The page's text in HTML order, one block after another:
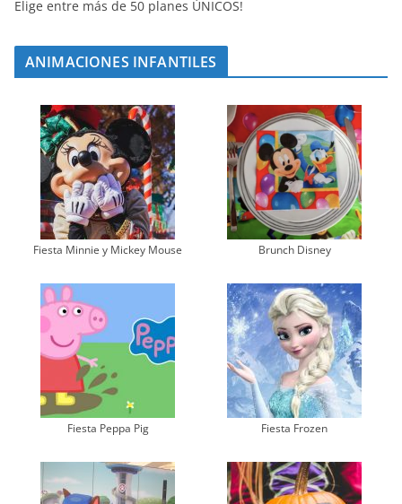
Elige entre más de 50 planes ÚNICOS!
ANIMACIONES INFANTILES
Fiesta Minnie y Mickey Mouse Brunch Disney
Fiesta Peppa Pig Fiesta Frozen